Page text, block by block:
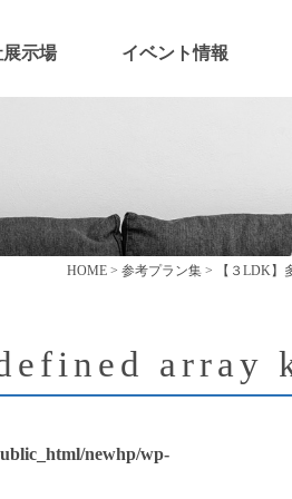
展示場 イベント情報
array
HOME > 参考プラン集 > 【３LDK
newhp/wp-